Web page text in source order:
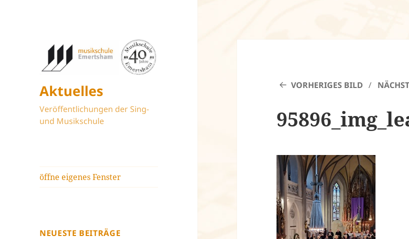
Aktuelles
Veröffentlichungen der Sing-
und Musikschule
öffne eigenes Fenster
NEUESTE BEITRÄGE
VORHERIGES BILD